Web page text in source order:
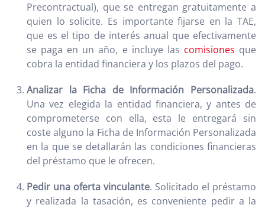
Precontractual), que se entregan gratuitamente a
quien lo solicite. Es importante fijarse en la TAE,
que es el tipo de interés anual que efectivamente
se paga en un año, e incluye las comisiones que
cobra la entidad financiera y los plazos del pago.
Analizar la Ficha de Información Personalizada.
Una vez elegida la entidad financiera, y antes de
comprometerse con ella, esta le entregará sin
coste alguno la Ficha de Información Personalizada
en la que se detallarán las condiciones financieras
del préstamo que le ofrecen.
Pedir una oferta vinculante. Solicitado el préstamo
y realizada la tasación, es conveniente pedir a la